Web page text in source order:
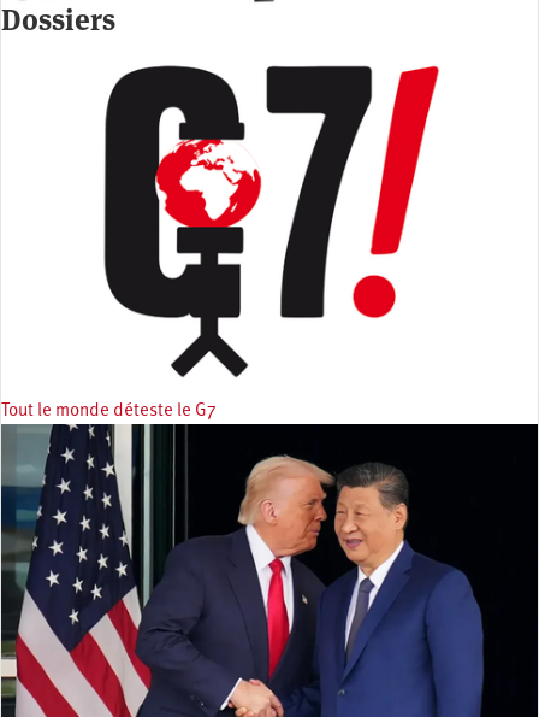
Dossiers
Tout le monde déteste le G7